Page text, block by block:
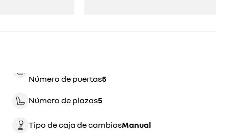
Número de puertas5
Número de plazas5
Tipo de caja de cambios manual